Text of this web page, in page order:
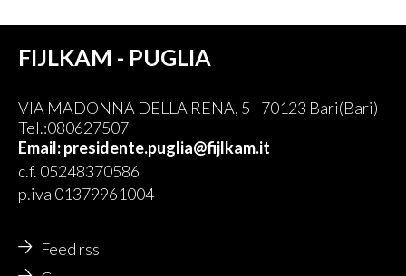
FIJLKAM - PUGLIA
VIA MADONNA DELLA RENA, 5 - 70123 Bari(Bari)
Tel.:080627507
Email: presidente.puglia@fijlkam.it
c.f. 05248370586
p.iva 01379961004
Feed rss